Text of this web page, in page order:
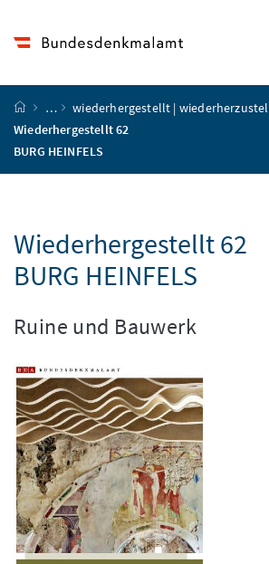
Startseite
…
wiederhergestellt |
Wiederhergestellt 62
BURG HEINFELS
Wiederhergestellt 62
BURG HEINFELS
Ruine und Bauwerk